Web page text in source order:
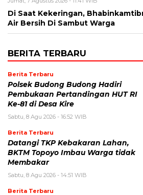
Di Saat Kekeringan,
Air Bersih Di Sambut Warga
BERITA TERBARU
Berita Terbaru
Polsek Budong Budong Hadiri
Pembukaan Pertandingan HUT RI
Ke-81 di Desa Kire
Sabtu, 8 Agu 2026 - 16:52 WIB
Berita Terbaru
Datangi TKP Kebakaran Lahan,
BKTM Topoyo Imbau Warga tidak
Membakar
Sabtu, 8 Agu 2026 - 14:51 WIB
Berita Terbaru